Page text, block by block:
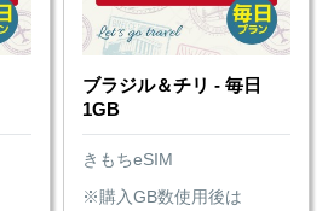
ブラジル＆チリ - 毎日
1GB
きもちeSIM
※購入GB数使用後は